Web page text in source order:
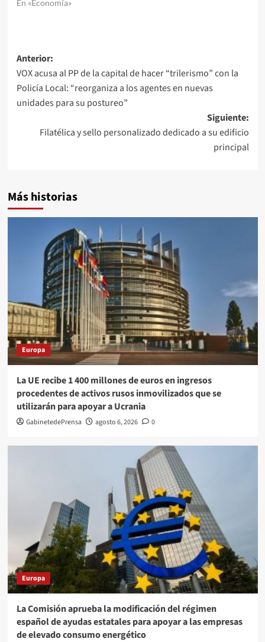
En «Economía»
Navegación
de
entradas
Anterior:
VOX acusa al PP de la capital de hacer “trilerismo” con la
Policía Local: “reorganiza a los agentes en nuevas
unidades para su postureo”
Siguiente:
Filatélica y sello personalizado dedicado a su edificio
principal
Más historias
Europa
La UE recibe 1 400 millones de euros en ingresos
procedentes de activos rusos inmovilizados que se
utilizarán para apoyar a Ucrania
GabinetedePrensa agosto 6, 2026 0
Europa
La Comisión aprueba la modificación del régimen
español de ayudas estatales para apoyar a las empresas
de elevado consumo energético